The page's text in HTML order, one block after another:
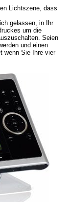
Lichtszene, dass
gelassen, in Ihr
um die
Seien
und einen
wenn Sie Ihre vier